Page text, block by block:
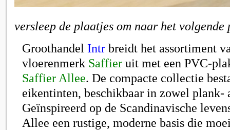
versleep de plaatjes om naar het
Groothandel Intr breidt het assortiment
vloerenmerk Saffier uit met een PVC-
Saffier Allee. De compacte collectie
eikentinten, beschikbaar in zowel plank-
Geïnspireerd op de Scandinavische
Allee een rustige, moderne basis die